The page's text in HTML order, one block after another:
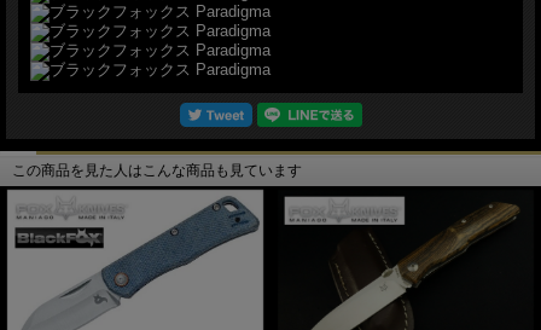
この商品を見た人はこんな商品も見ています